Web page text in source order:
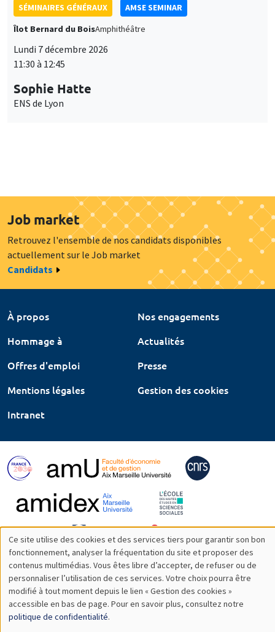
SÉMINAIRES GÉNÉRAUX
AMSE SEMINAR
Îlot Bernard du BoisAmphithéâtre
Lundi 7 décembre 2026
11:30 à 12:45
Sophie Hatte
ENS de Lyon
Job market
Retrouvez l'ensemble de nos candidats disponibles
actuellement sur le Job market
Candidats
À propos
Nos engagements
Hommage à
Actualités
Offres d'emploi
Presse
Mentions légales
Gestion des cookies
Intranet
Utilisation
des
données
personnelles
Ce site utilise des cookies et des services tiers pour garantir son bon
fonctionnement, analyser la fréquentation du site et proposer des
contenus multimédias. Vous êtes libre d’accepter, de refuser ou de
personnaliser l’utilisation de ces services. Votre choix pourra être
modifié à tout moment depuis le lien « Gestion des cookies »
accessible en bas de page. Pour en savoir plus, consultez notre
politique de confidentialité.